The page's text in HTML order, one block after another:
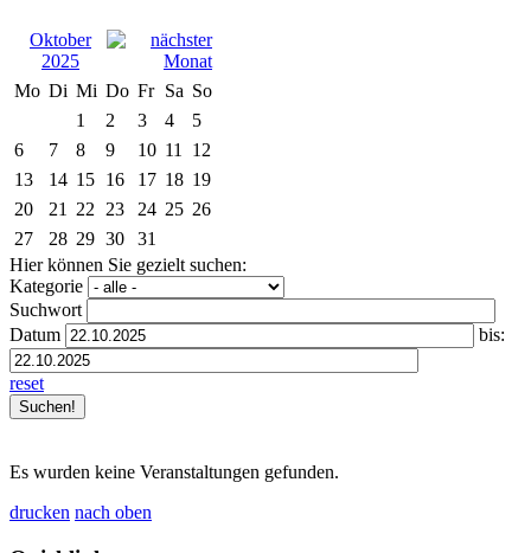
Oktober
2025
Mo Di Mi Do Fr Sa So
1
2 3 4
5
6
7 8 9 10 11
12
13
14 15 16 17 18 19
20
21 22 23 24 25 26
27
28 29 30
31
Hier können Sie gezielt suchen:
Kategorie
Suchwort
Datum
bis:
reset
Es wurden keine Veranstaltungen gefunden.
drucken nach oben